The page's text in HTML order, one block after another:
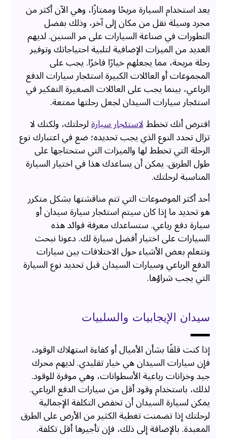
يعد استخدام السيارة مريحًا وممتازًا، وهي الآن أكثر من
مجرد وسيلة نقل من مكان إلى آخر، وذلك بفضل
التطورات في صناعة السيارات على مر السنين. لديهم
العديد من الميزات الإضافية لتلبية احتياجاتك وتوفير
رحلة مريحة، مما يجعلهم خيارًا فاخرًا. يجب على
المجموعات أو العائلات الكبيرة استئجار سيارات الدفع
الرباعي، بينما يجب على العائلات الصغيرة التفكير في
استئجار سيارات السيدان لجعل رحلتها ممتعة.
افترض أنك تخططلاستئجار سيارةلرحلتك، ولكنك لا
تزال تحدد النوع الذي يجب تحديده؛ ضع في اعتبارك نوع
الرحلة التي تخطط لها والميزات التي ستحتاجها على
طول الطريق. يمكن أن يساعدك هذا في اختيار السيارة
المناسبة لرحلتك.
أحد أكثر الموضوعات التي تتم مناقشتها بشكل متكرر
هو تحديد ما إذا كان سيتم استئجار سيارة سيدان أو
سيارة دفع رباعي. ستساعدك معرفة فوائد هذه
السيارات على اختيار أفضل سيارة لك. دعونا نبحث
ونتعلم بعض الأشياء حول الاختلافات بين سيارات
الدفع الرباعي وسيارات السيدان قبل تحديد نوع السيارة
التي يجب شراؤها.
سيدان الإيجابيات والسلبيات
إذا كنت قلقًا بشأن الأميال أو كفاءة استهلاك الوقود،
فإن سيارات السيدان هي خيار تقليدي. لديهم محرك
جيد وخزانات رباعية الأسطوانات، وهي موفرة للوقود.
لذلك، باستخدام وقود أقل من سيارات الدفع الرباعي.
يمكن لسيارة السيدان أن تخفض التكلفة الإجمالية
لرحلتك إذا تضمنت تغطية الكثير من الأرض على الطرق
المعبدة. بالإضافة إلى ذلك، فإن تأجيرها أقل تكلفة.